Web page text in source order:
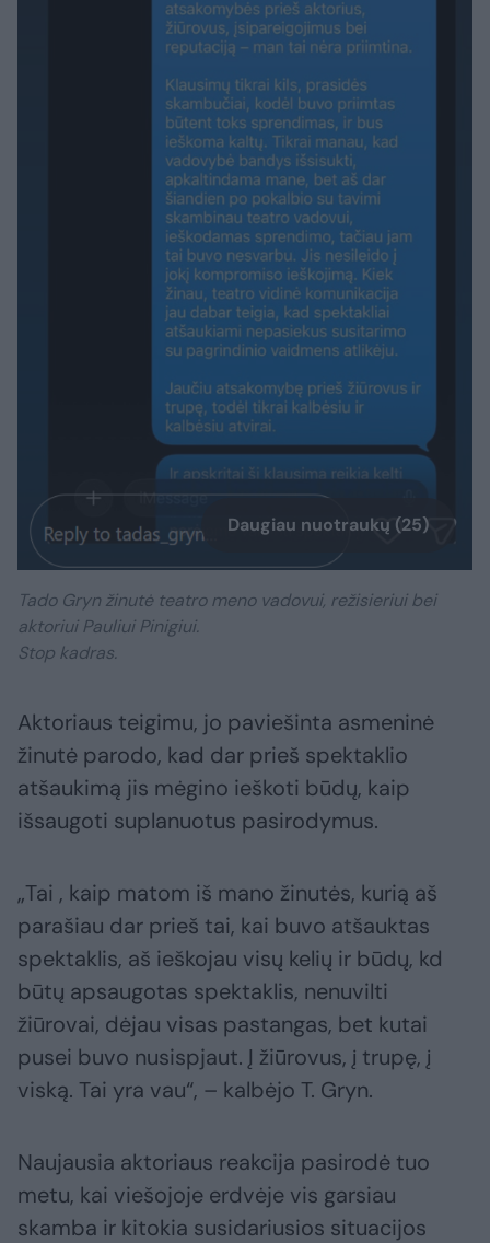
Daugiau nuotraukų (25)
Tado Gryn žinutė teatro meno vadovui, režisieriui bei
aktoriui Pauliui Pinigiui.
Stop kadras.
Aktoriaus teigimu, jo paviešinta asmeninė
žinutė parodo, kad dar prieš spektaklio
atšaukimą jis mėgino ieškoti būdų, kaip
išsaugoti suplanuotus pasirodymus.
„Tai , kaip matom iš mano žinutės, kurią aš
parašiau dar prieš tai, kai buvo atšauktas
spektaklis, aš ieškojau visų kelių ir būdų, kd
būtų apsaugotas spektaklis, nenuvilti
žiūrovai, dėjau visas pastangas, bet kutai
pusei buvo nusispjaut. Į žiūrovus, į trupę, į
viską. Tai yra vau“, – kalbėjo T. Gryn.
Naujausia aktoriaus reakcija pasirodė tuo
metu, kai viešojoje erdvėje vis garsiau
skamba ir kitokia susidariusios situacijos